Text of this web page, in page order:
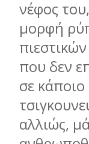
νέφος
μορφή
που δεν
σε
αλλιώς,